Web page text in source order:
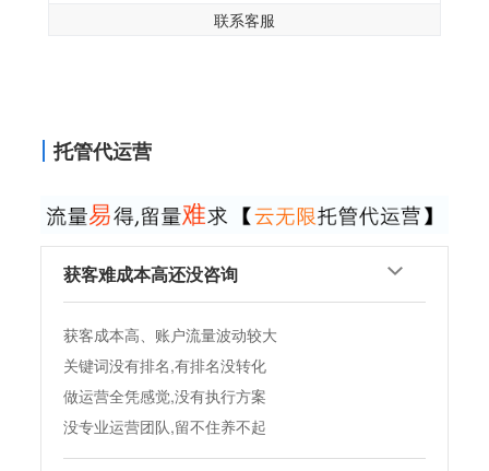
联系客服
托管代运营
获客难成本高还没咨询
获客成本高、账户流量波动较大
关键词没有排名,有排名没转化
做运营全凭感觉,没有执行方案
没专业运营团队,留不住养不起